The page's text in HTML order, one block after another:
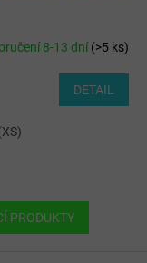
8-13 dní(>5 ks)
DETAIL
PRODUKTY